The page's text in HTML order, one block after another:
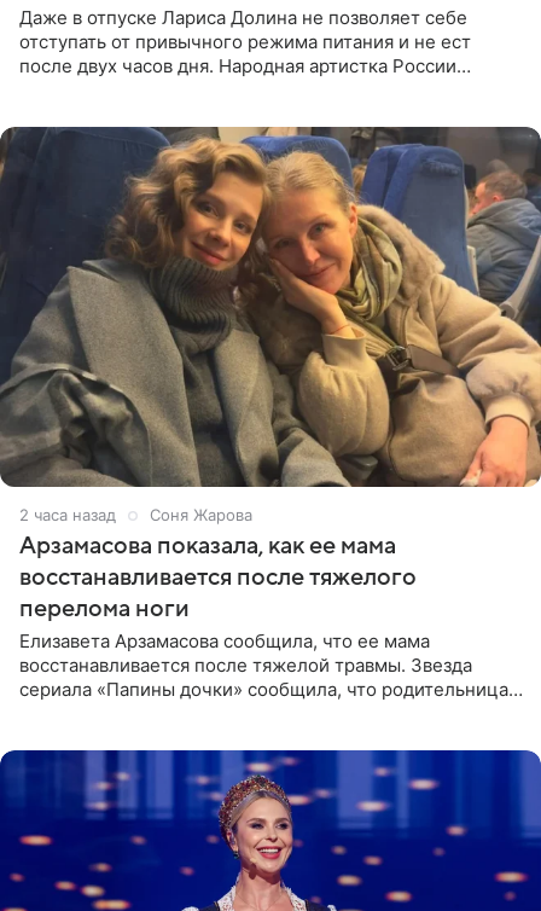
Даже в отпуске Лариса Долина не позволяет себе
отступать от привычного режима питания и не ест
после двух часов дня. Народная артистка России
2 часа назад Соня Жарова
Арзамасова показала, как ее мама
восстанавливается после тяжелого
перелома ноги
Елизавета Арзамасова сообщила, что ее мама
восстанавливается после тяжелой травмы. Звезда
сериала «Папины дочки» сообщила, что родительница